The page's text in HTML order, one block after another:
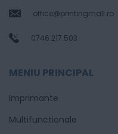
office@printingmall.ro
0746.217.503
MENIU PRINCIPAL
Imprimante
Multifunctionale